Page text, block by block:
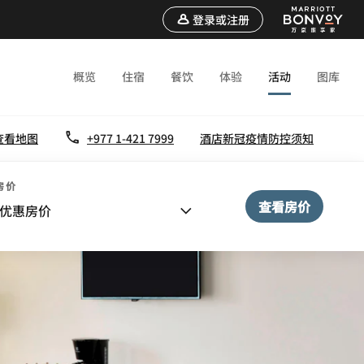
登录或注册
概览 住宿 餐饮 体验 活动 图库
看地图 +977 1-421 7999 酒店新冠疫情防控须知
价
惠房价 查看房价